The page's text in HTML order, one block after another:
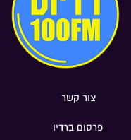
צור קשר
פרסום ברדיו